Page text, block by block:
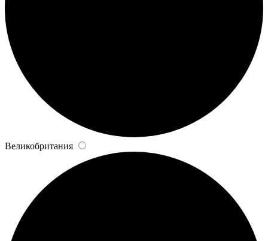
Великобритания